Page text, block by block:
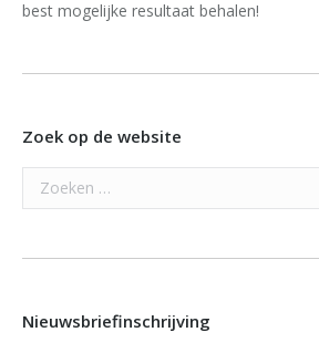
best mogelijke resultaat behalen!
Zoek op de website
Search:
Nieuwsbriefinschrijving